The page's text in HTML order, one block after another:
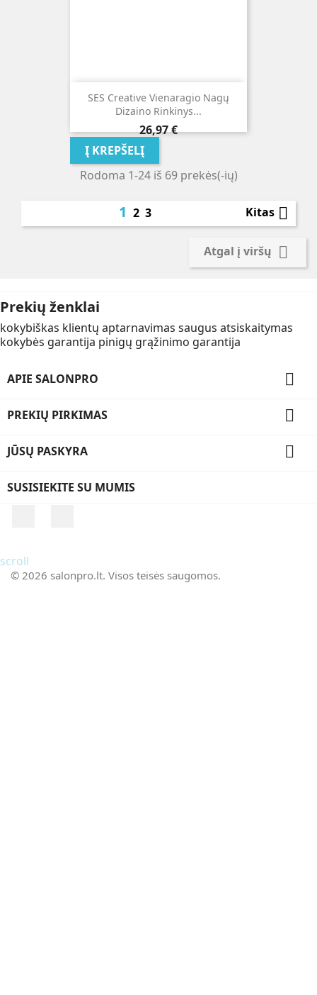
SES Creative Vienaragio Nagų
Dizaino Rinkinys...
Kaina
26,97 €
Į KREPŠELĮ
Rodoma 1-24 iš 69 prekės(-ių)
1 2 3 Kitas 
Atgal į viršų 
Prekių ženklai
kokybiškas klientų aptarnavimas saugus atsiskaitymas
kokybės garantija pinigų grąžinimo garantija
APIE SALONPRO 
PREKIŲ PIRKIMAS 
JŪSŲ PASKYRA 
SUSISIEKITE SU MUMIS
scroll
© 2026 salonpro.lt. Visos teisės saugomos.